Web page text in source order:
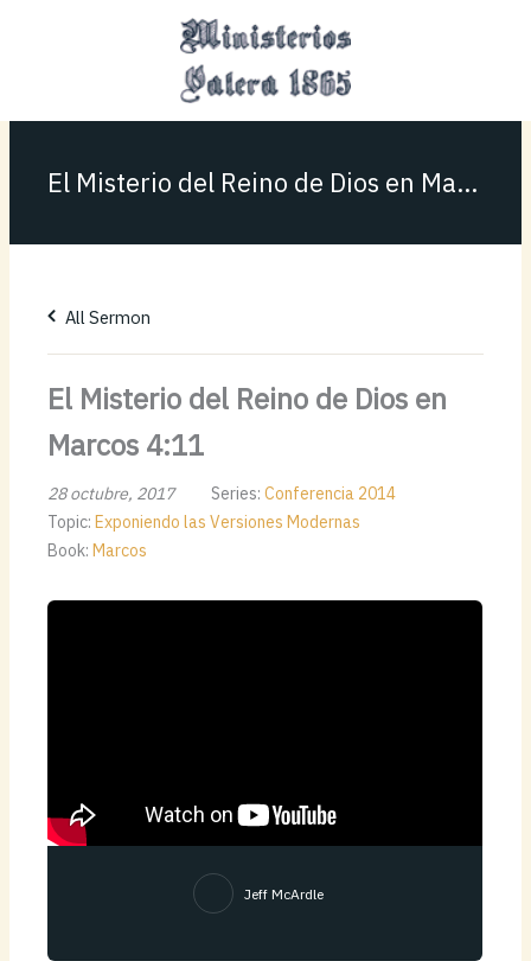
El Misterio del Reino de Dios en Marcos 4:11
All Sermon
El Misterio del Reino de Dios en
Marcos 4:11
28 octubre, 2017 Series:Conferencia 2014
Topic:Exponiendo las Versiones Modernas
Book:Marcos
Jeff McArdle